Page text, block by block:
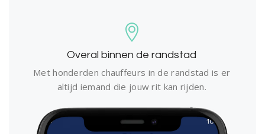
Overal binnen de randstad
Met honderden chauffeurs in de randstad is er
altijd iemand die jouw rit kan rijden.